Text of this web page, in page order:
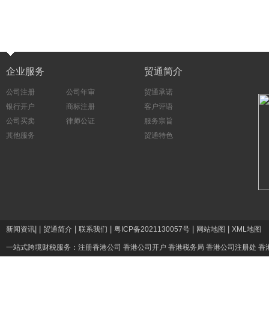
企业服务
公司注册
公司年审
银行开户
商标注册
公司买卖
律师公证
其他服务
贸通简介
贸通承诺
客户评语
服务宗旨
贸通特色
新闻资讯 贸通简介 联系我们 粤ICP备2021130057号 网站地图 XML地图
一站式跨境财税服务： 注册香港公司 香港公司开户 香港税务局 香港公司注册处 香